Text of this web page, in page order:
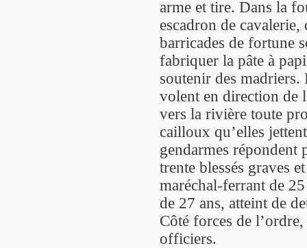
arme et tire. Dans la
escadron de
barricades de fortune
fabriquer la pâte à
soutenir des
volent en direction de
vers la rivière toute
cailloux qu’elles
gendarmes répondent
trente blessés graves
maréchal-ferrant de
de 27 ans, atteint de
Côté forces de
officiers.